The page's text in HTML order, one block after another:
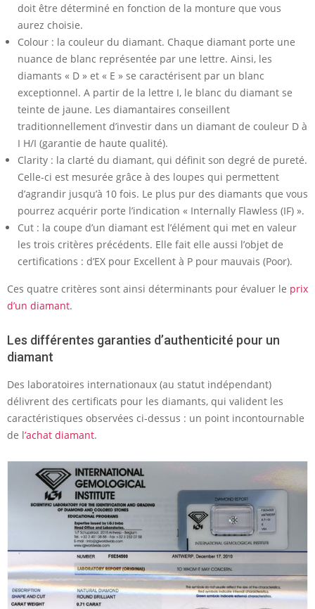
doit être déterminé en fonction de la monture que vous
aurez choisie.
Colour : la couleur du diamant. Chaque diamant porte une
nuance de blanc représentée par une lettre. Ainsi, les
diamants « D » et « E » se caractérisent par un blanc
exceptionnel. A partir de la lettre I, le blanc du diamant se
teinte de jaune. Les diamantaires conseillent
traditionnellement d’investir dans un diamant de couleur D à
I H/I (garantie de haute qualité).
Clarity : la clarté du diamant, qui définit son degré de pureté.
Celle-ci est mesurée grâce à des loupes qui permettent
d’agrandir jusqu’à 10 fois. Le plus pur des diamants que vous
pourrez acquérir porte l’indication « Internally Flawless (IF) ».
Cut : la coupe d’un diamant est l’élément qui met en valeur
les trois critères précédents. Elle fait elle aussi l’objet de
certifications : d’EX pour Excellent à P pour mauvais (Poor).
Ces quatre critères sont ainsi déterminants pour évaluer le prix
d’un diamant.
Les différentes garanties d’authenticité pour un
diamant
Des laboratoires internationaux (au statut indépendant)
délivrent des certificats pour les diamants, qui valident les
caractéristiques observées ci-dessus : un point incontournable
de l’achat diamant.